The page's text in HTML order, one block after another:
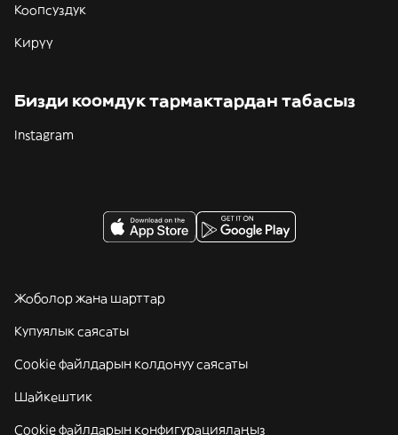
Коопсуздук
Кирүү
Бизди коомдук тармактардан табасыз
Instagram
Жоболор жана шарттар
Купуялык саясаты
Cookie файлдарын колдонуу саясаты
Шайкештик
Cookie файлдарын конфигурациялаңыз